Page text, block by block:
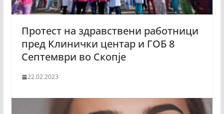
Протест на здравствени работници
пред Клинички центар и ГОБ 8
Септември во Скопје
22.02.2023